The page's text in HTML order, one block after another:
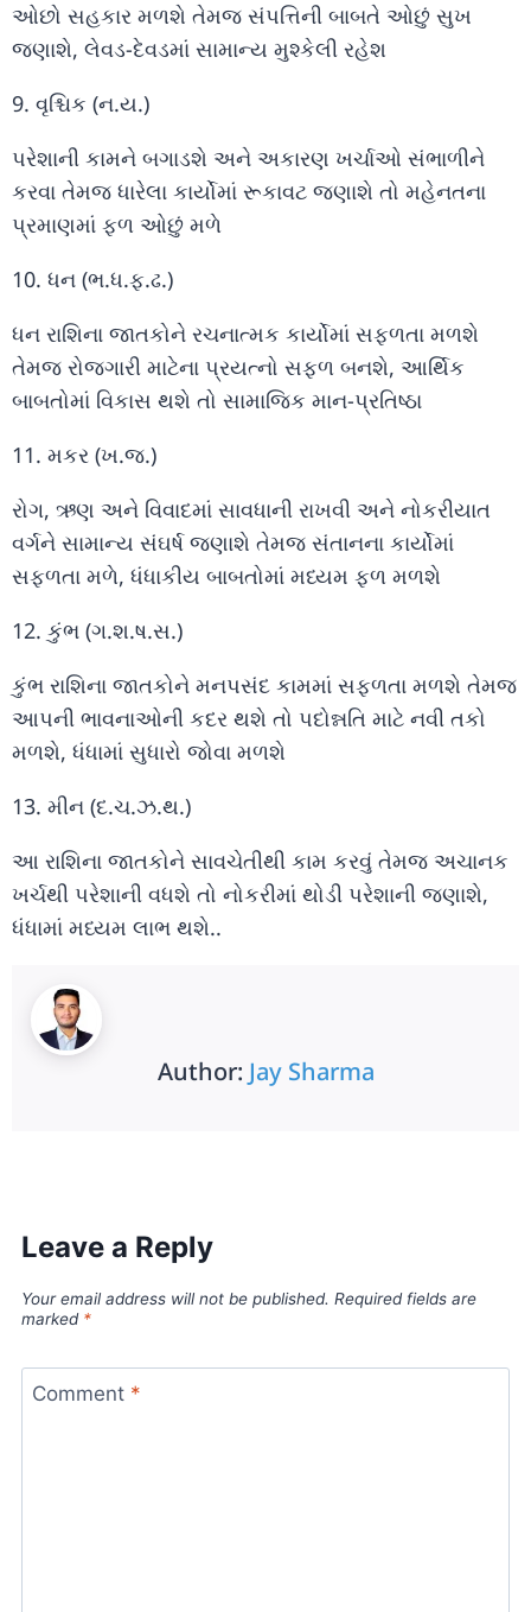
ઓછો સહકાર મળશે તેમજ સંપત્તિની બાબતે ઓછું સુખ
જણાશે, લેવડ-દેવડમાં સામાન્ય મુશ્કેલી રહેશ
9. વૃશ્ચિક (ન.ય.)
પરેશાની કામને બગાડશે અને અકારણ ખર્ચાઓ સંભાળીને
કરવા તેમજ ધારેલા કાર્યોમાં રૂકાવટ જણાશે તો મહેનતના
પ્રમાણમાં ફળ ઓછું મળે
10. ધન (ભ.ધ.ફ.ઢ.)
ધન રાશિના જાતકોને રચનાત્મક કાર્યોમાં સફળતા મળશે
તેમજ રોજગારી માટેના પ્રયત્નો સફળ બનશે, આર્થિક
બાબતોમાં વિકાસ થશે તો સામાજિક માન-પ્રતિષ્ઠા
11. મકર (ખ.જ.)
રોગ, ઋણ અને વિવાદમાં સાવધાની રાખવી અને નોકરીયાત
વર્ગને સામાન્ય સંઘર્ષ જણાશે તેમજ સંતાનના કાર્યોમાં
સફળતા મળે, ધંધાકીય બાબતોમાં મધ્યમ ફળ મળશે
12. કુંભ (ગ.શ.ષ.સ.)
કુંભ રાશિના જાતકોને મનપસંદ કામમાં સફળતા મળશે તેમજ
આપની ભાવનાઓની કદર થશે તો પદોન્નતિ માટે નવી તકો
મળશે, ધંધામાં સુધારો જોવા મળશે
13. મીન (દ.ચ.ઝ.થ.)
આ રાશિના જાતકોને સાવચેતીથી કામ કરવું તેમજ અચાનક
ખર્ચથી પરેશાની વધશે તો નોકરીમાં થોડી પરેશાની જણાશે,
ધંધામાં મધ્યમ લાભ થશે..
Author: Jay Sharma
Leave a Reply
Your email address will not be published. Required fields are
marked *
Comment *